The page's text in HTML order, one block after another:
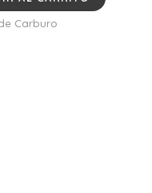
Carburo